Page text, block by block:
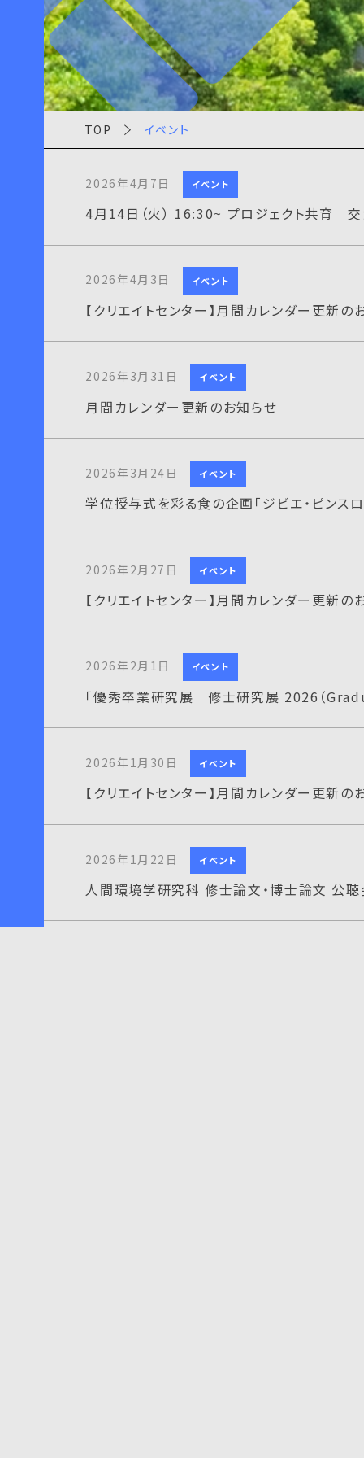
TOP イベント
2026年4月7日 イベント
4月14日（火） 16:30~ プロジェクト共育 交
2026年4月3日 イベント
【クリエイトセンター】月間カレンダー更新の
2026年3月31日 イベント
月間カレンダー更新のお知らせ
2026年3月24日 イベント
学位授与式を彩る食の企画「ジビエ・ピンス
2026年2月27日 イベント
【クリエイトセンター】月間カレンダー更新の
2026年2月1日 イベント
「優秀卒業研究展 修士研究展 2026（
2026年1月30日 イベント
【クリエイトセンター】月間カレンダー更新の
2026年1月22日 イベント
人間環境学研究科 修士論文・博士論文 公